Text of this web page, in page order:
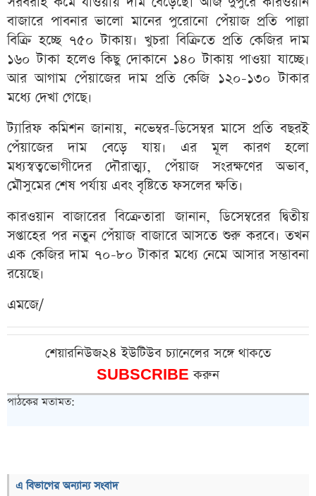
বাজারে পাবনার ভালো মানের পুরোনো পেঁয়াজ প্রতি পাল্লা
বিক্রি হচ্ছে ৭৫০ টাকায়। খুচরা বিক্রিতে প্রতি কেজির দাম
১৬০ টাকা হলেও কিছু দোকানে ১৪০ টাকায় পাওয়া যাচ্ছে।
আর আগাম পেঁয়াজের দাম প্রতি কেজি ১২০-১৩০ টাকার
মধ্যে দেখা গেছে।
ট্যারিফ কমিশন জানায়, নভেম্বর-ডিসেম্বর মাসে প্রতি বছরই
পেঁয়াজের দাম বেড়ে যায়। এর মূল কারণ হলো
মধ্যস্বত্বভোগীদের দৌরাত্ম্য, পেঁয়াজ সংরক্ষণের অভাব,
মৌসুমের শেষ পর্যায় এবং বৃষ্টিতে ফসলের ক্ষতি।
কারওয়ান বাজারের বিক্রেতারা জানান, ডিসেম্বরের দ্বিতীয়
সপ্তাহের পর নতুন পেঁয়াজ বাজারে আসতে শুরু করবে। তখন
এক কেজির দাম ৭০-৮০ টাকার মধ্যে নেমে আসার সম্ভাবনা
রয়েছে।
এমজে/
শেয়ারনিউজ২৪ ইউটিউব চ্যানেলের সঙ্গে থাকতে
SUBSCRIBEকরুন
পাঠকের মতামত:
এ বিভাগের অন্যান্য সংবাদ